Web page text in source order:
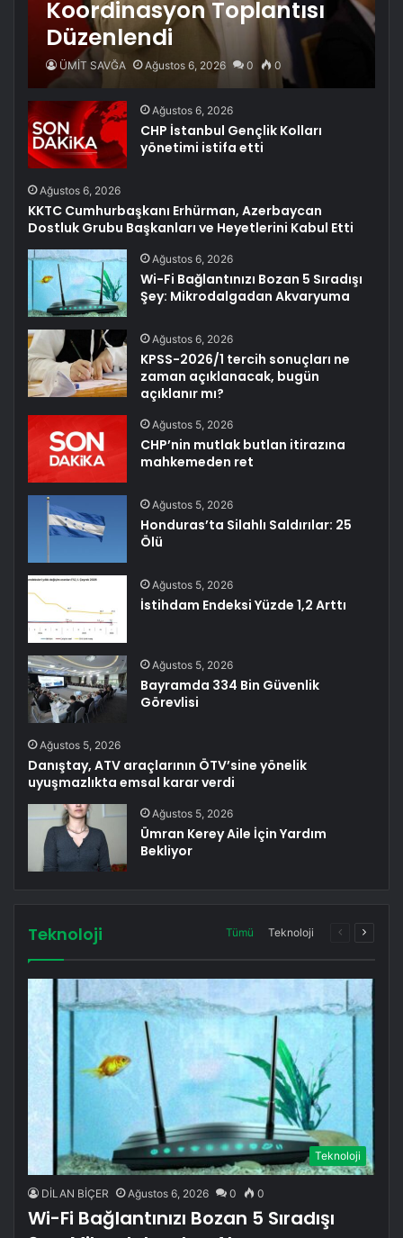
Koordinasyon Toplantısı
Düzenlendi
ÜMİT SAVĞA Ağustos 6, 2026 0 0
Ağustos 6, 2026
CHP İstanbul Gençlik Kolları
yönetimi istifa etti
Ağustos 6, 2026
KKTC Cumhurbaşkanı Erhürman, Azerbaycan
Dostluk Grubu Başkanları ve Heyetlerini Kabul Etti
Ağustos 6, 2026
Wi-Fi Bağlantınızı Bozan 5 Sıradışı
Şey: Mikrodalgadan Akvaryuma
Ağustos 6, 2026
KPSS-2026/1 tercih sonuçları ne
zaman açıklanacak, bugün
açıklanır mı?
Ağustos 5, 2026
CHP’nin mutlak butlan itirazına
mahkemeden ret
Ağustos 5, 2026
Honduras’ta Silahlı Saldırılar: 25
Ölü
Ağustos 5, 2026
İstihdam Endeksi Yüzde 1,2 Arttı
Ağustos 5, 2026
Bayramda 334 Bin Güvenlik
Görevlisi
Ağustos 5, 2026
Danıştay, ATV araçlarının ÖTV’sine yönelik
uyuşmazlıkta emsal karar verdi
Ağustos 5, 2026
Ümran Kerey Aile İçin Yardım
Bekliyor
Teknoloji Tümü Teknoloji
ÖncekiSonraki
Teknoloji
DİLAN BİÇER Ağustos 6, 2026 0 0
Wi-Fi Bağlantınızı Bozan 5 Sıradışı